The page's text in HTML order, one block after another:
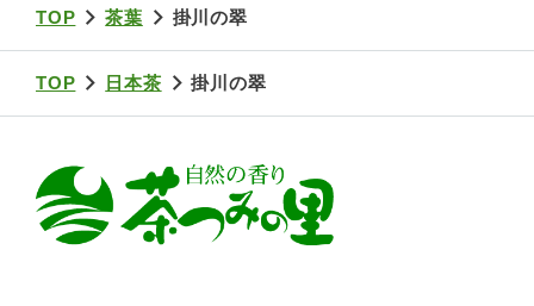
TOP 茶葉 掛川の翠
TOP 日本茶 掛川の翠